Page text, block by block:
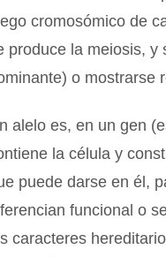
cromosómico de
produce la meiosis, y
o mostrarse
alelo es, en un gen
la célula y
puede darse en él,
funcional o
caracteres